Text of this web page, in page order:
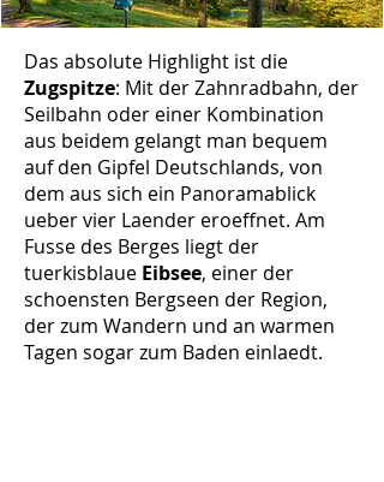
Das absolute Highlight ist die
Zugspitze: Mit der Zahnradbahn, der
Seilbahn oder einer Kombination
aus beidem gelangt man bequem
auf den Gipfel Deutschlands, von
dem aus sich ein Panoramablick
ueber vier Laender eroeffnet. Am
Fusse des Berges liegt der
tuerkisblaue Eibsee, einer der
schoensten Bergseen der Region,
der zum Wandern und an warmen
Tagen sogar zum Baden einlaedt.